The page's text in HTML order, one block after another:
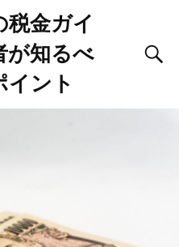
税金ガイ
が知るべ
イント